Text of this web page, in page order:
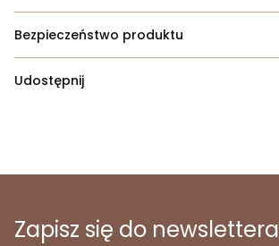
Bezpieczeństwo produktu
Udostępnij
Zapisz się do newslettera